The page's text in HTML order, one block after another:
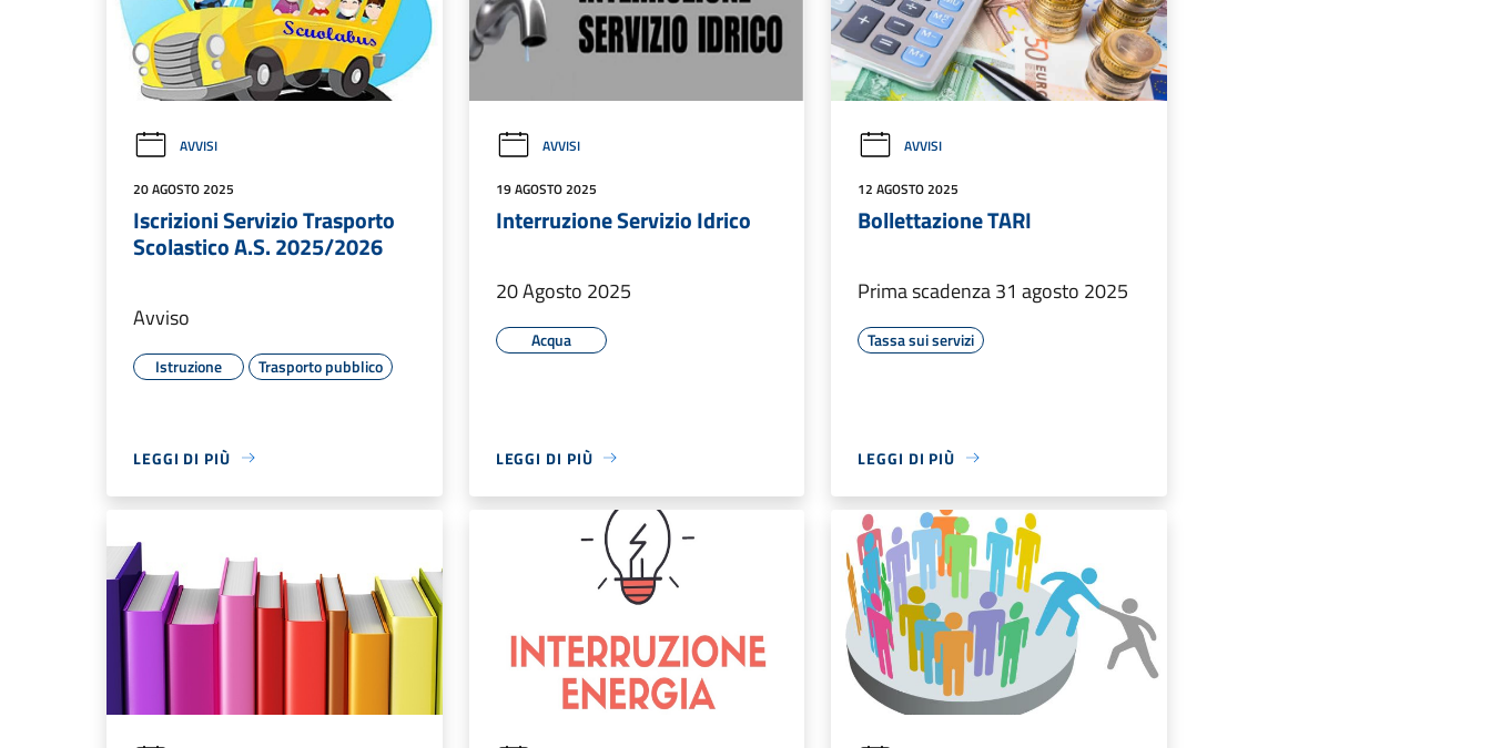
AVVISI
20 AGOSTO 2025
Iscrizioni Servizio Trasporto
Scolastico A.S. 2025/2026
Avviso
Istruzione Trasporto pubblico
LEGGI DI PIÙ
AVVISI
19 AGOSTO 2025
Interruzione Servizio Idrico
20 Agosto 2025
Acqua
LEGGI DI PIÙ
AVVISI
12 AGOSTO 2025
Bollettazione TARI
Prima scadenza 31 agosto 2025
Tassa sui servizi
LEGGI DI PIÙ